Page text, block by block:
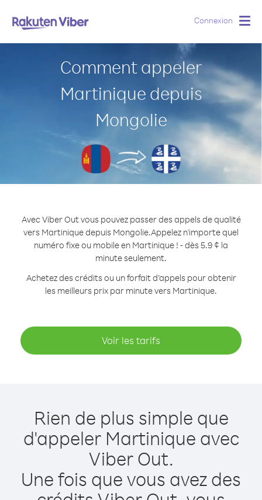
Connexion
Comment appeler
Martinique depuis
Mongolie
Avec Viber Out vous pouvez passer des appels de qualité
vers Martinique depuis Mongolie.Appelez n'importe quel
numéro fixe ou mobile en Martinique ! - dès 5.9 ¢ la
minute seulement.
Achetez des crédits ou un forfait d’appels pour obtenir
les meilleurs prix par minute vers Martinique.
Voir les tarifs
Rien de plus simple que
d'appeler Martinique avec
Viber Out.
Une fois que vous avez des